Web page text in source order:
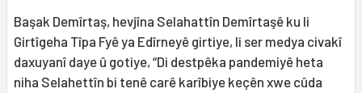
Başak Demîrtaş, hevjîna Selahattîn Demîrtaşê ku li
Girtîgeha Tîpa Fyê ya Edîrneyê girtiye, li ser medya civakî
daxuyanî daye û gotiye, “Di destpêka pandemiyê heta
niha Selahettîn bi tenê carê karîbiye keçên xwe cûda